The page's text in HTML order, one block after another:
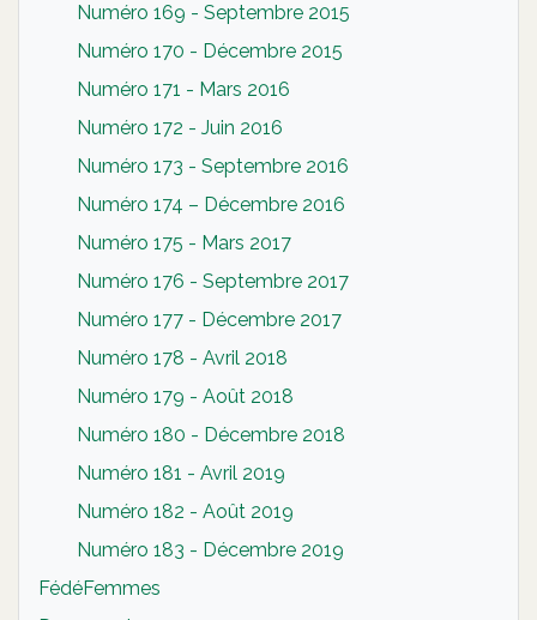
Numéro 169 - Septembre 2015
Numéro 170 - Décembre 2015
Numéro 171 - Mars 2016
Numéro 172 - Juin 2016
Numéro 173 - Septembre 2016
Numéro 174 – Décembre 2016
Numéro 175 - Mars 2017
Numéro 176 - Septembre 2017
Numéro 177 - Décembre 2017
Numéro 178 - Avril 2018
Numéro 179 - Août 2018
Numéro 180 - Décembre 2018
Numéro 181 - Avril 2019
Numéro 182 - Août 2019
Numéro 183 - Décembre 2019
FédéFemmes